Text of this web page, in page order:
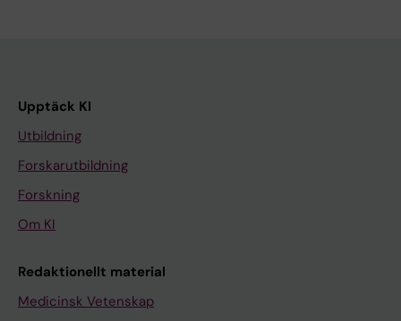
Upptäck KI
Utbildning
Forskarutbildning
Forskning
Om KI
Redaktionellt material
Medicinsk Vetenskap